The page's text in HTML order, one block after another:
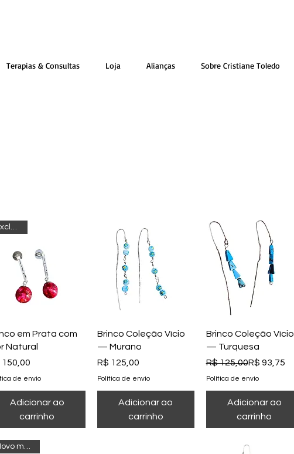
Terapias & Consultas Loja Alianças Sobre Cristiane Toledo
rápida
Exclusiva
em Prata com
Natural
150,00
de envio
Adicionar ao
carrinho
Visualização rápida
Brinco Coleção Vício
— Murano
Preço
R$ 125,00
Política de envio
Adicionar ao
carrinho
Visualização rápida
Brinco Coleção Vício
— Turquesa
Preço normal
R$ 125,00
Preço promocional
R$ 93,75
Política de envio
Adicionar ao
carrinho